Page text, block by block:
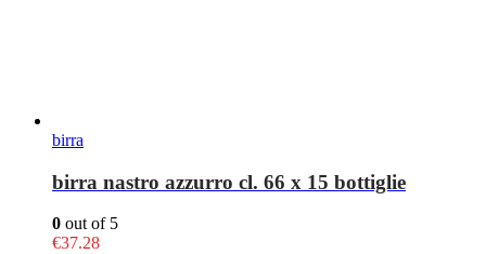
birra
birra nastro azzurro cl. 66 x 15 bottiglie
0 out of 5
€37.28